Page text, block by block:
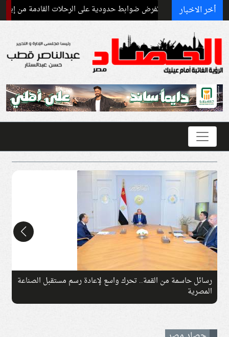
أخر الاخبار
إسبانيا تفرض ضوابط حدودية على الرحلات القادمة من إيطاليا بسبب
چرمين عامر تنضم إلى منظمة G100 التابعة للرابطة النسائية
العالمية All Ladies League عن الإعلام الرقمي والتجارة الإلكترونية